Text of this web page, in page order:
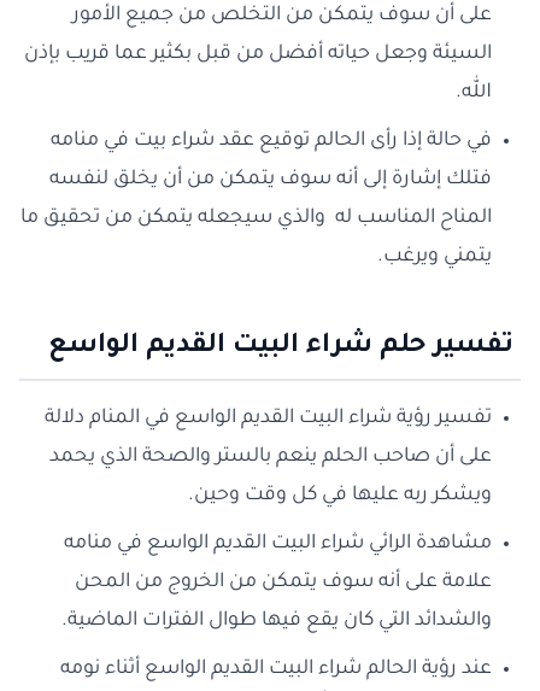
على أن سوف يتمكن من التخلص من جميع الأمور
السيئة وجعل حياته أفضل من قبل بكثير عما قريب بإذن
الله.
في حالة إذا رأى الحالم توقيع عقد شراء بيت في منامه
فتلك إشارة إلى أنه سوف يتمكن من أن يخلق لنفسه
المناح المناسب له والذي سيجعله يتمكن من تحقيق ما
يتمني ويرغب.
تفسير حلم شراء البيت القديم الواسع
تفسير رؤية شراء البيت القديم الواسع في المنام دلالة
على أن صاحب الحلم ينعم بالستر والصحة الذي يحمد
ويشكر ربه عليها في كل وقت وحين.
مشاهدة الرائي شراء البيت القديم الواسع في منامه
علامة على أنه سوف يتمكن من الخروج من المحن
والشدائد التي كان يقع فيها طوال الفترات الماضية.
عند رؤية الحالم شراء البيت القديم الواسع أثناء نومه